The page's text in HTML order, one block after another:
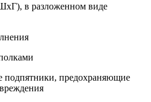
в разложенном виде
подпятники, предохраняющие